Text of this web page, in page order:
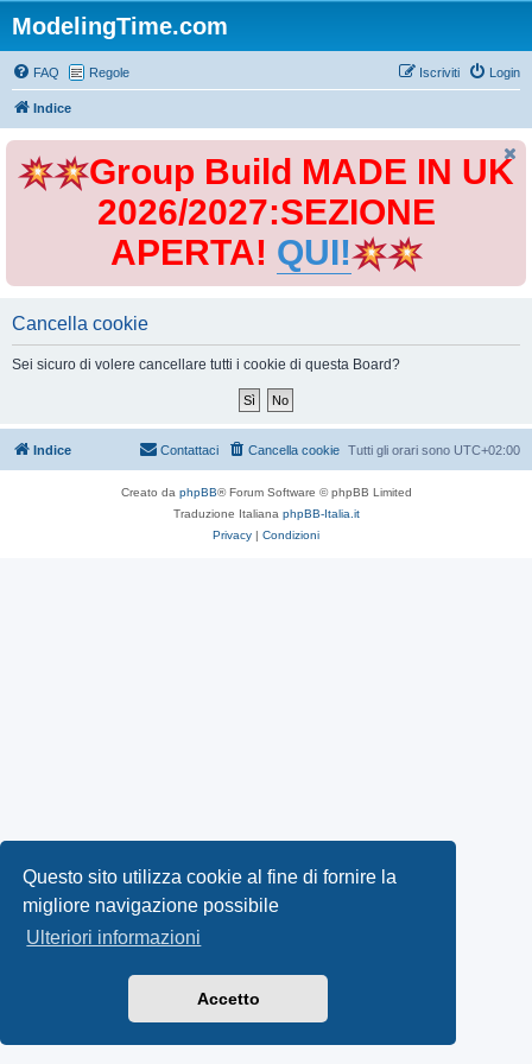
Questo sito utilizza cookie al fine di fornire la
migliore navigazione possibile
Ulteriori informazioni
Accetto
ModelingTime.com
FAQ Regole Login
Iscriviti
Indice
Group Build MADE IN UK
2026/2027:SEZIONE
APERTA! QUI!
Cancella cookie
Sei sicuro di volere cancellare tutti i cookie di questa Board?
Indice Tutti gli orari sono UTC+02:00
Cancella cookie
Contattaci
Creato da phpBB® Forum Software © phpBB Limited
Traduzione Italiana phpBB-Italia.it
Privacy | Condizioni